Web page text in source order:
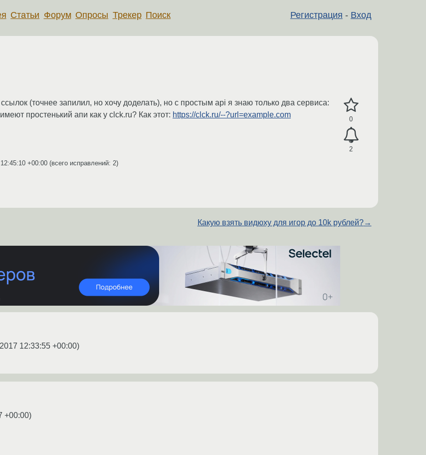
Регистрация - Вход
Статьи Форум Опросы Трекер Поиск
0
2
(точнее запилил, но хочу доделать), но с простым api я знаю только два сервиса:
простенький апи как у clck.ru? Как этот: https://clck.ru/--?url=example.com
+00:00 (всего исправлений: 2)
Какую взять видюху для игор до 10k рублей?→
12:33:55 +00:00)
+00:00)